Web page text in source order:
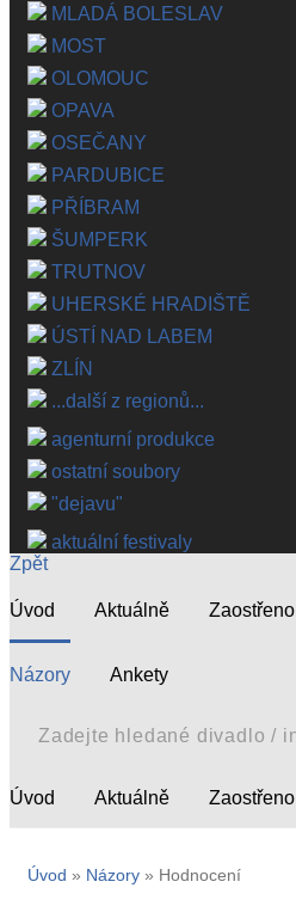
MLADÁ BOLESLAV
MOST
OLOMOUC
OPAVA
OSEČANY
PARDUBICE
PŘÍBRAM
ŠUMPERK
TRUTNOV
UHERSKÉ HRADIŠTĚ
ÚSTÍ NAD LABEM
ZLÍN
...další z regionů...
agenturní produkce
ostatní soubory
"dejavu"
aktuální festivaly
Zpět
Úvod Aktuálně Zaostřeno
Názory Ankety
Úvod Aktuálně Zaostřeno
Úvod » Názory » Hodnocení